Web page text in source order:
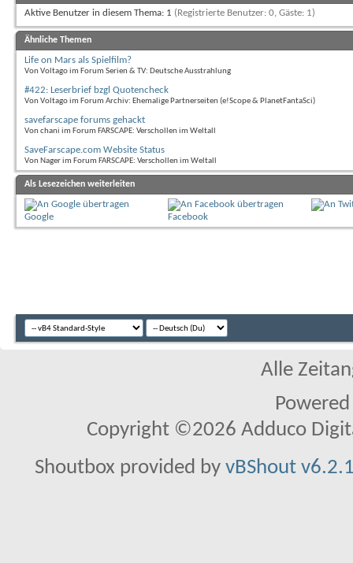
Aktive Benutzer in diesem Thema: 1 (Registrierte Benutzer: 0, Gäste: 1)
Ähnliche Themen
Life on Mars als Spielfilm?
Von Voltago im Forum Serien & TV: Deutsche Ausstrahlung
#422: Leserbrief bzgl Quotencheck
Von Voltago im Forum Archiv: Ehemalige Partnerseiten (e!Scope & PlanetFantaSci)
savefarscape forums gehackt
Von chani im Forum FARSCAPE: Verschollen im Weltall
SaveFarscape.com Website Status
Von Nager im Forum FARSCAPE: Verschollen im Weltall
Als Lesezeichen weiterleiten
Google Facebook
Alle
Copyright ©2026 Adduco
Shoutbox provided by vBShout